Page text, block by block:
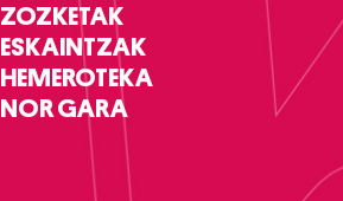
ZOZKETAK
ESKAINTZAK
HEMEROTEKA
NOR GARA